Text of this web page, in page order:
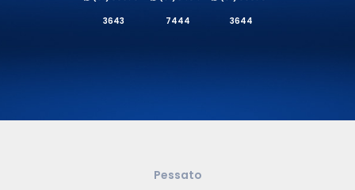
3643
7444
3644
Pessato